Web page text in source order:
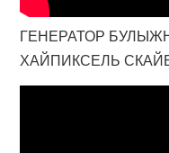
ГЕНЕРАТОР
ХАЙПИКСЕЛЬ